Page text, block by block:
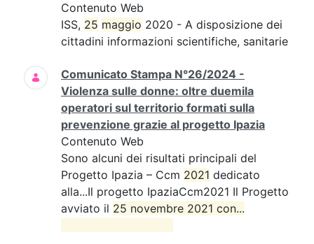
Contenuto Web
ISS, 25 maggio 2020 - A disposizione dei
cittadini informazioni scientifiche, sanitarie
Comunicato Stampa N°26/2024 -
Violenza sulle donne: oltre duemila
operatori sul territorio formati sulla
prevenzione grazie al progetto Ipazia
Contenuto Web
Sono alcuni dei risultati principali del
Progetto Ipazia – Ccm 2021 dedicato
alla...Il progetto IpaziaCcm2021 Il Progetto
avviato il 25 novembre 2021 con...